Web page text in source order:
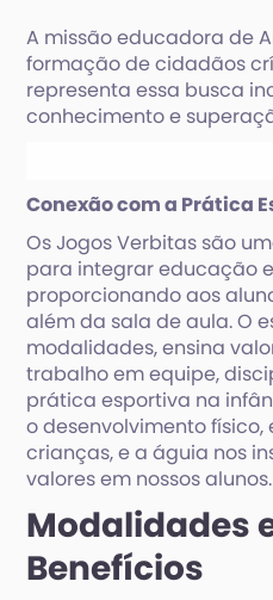
A missão educadora de
formação de cidadãos
representa essa busca
conhecimento e
Conexão com a Prática
Os Jogos Verbitas são
para integrar educação
proporcionando aos
além da sala de aula. O
modalidades, ensina
trabalho em equipe,
prática esportiva na
o desenvolvimento
crianças, e a águia nos
valores em nossos alunos.
Modalidades
Benefícios